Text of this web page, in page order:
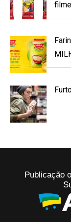
Publicação